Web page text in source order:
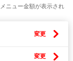
ニュー金額が表示され
変更
変更